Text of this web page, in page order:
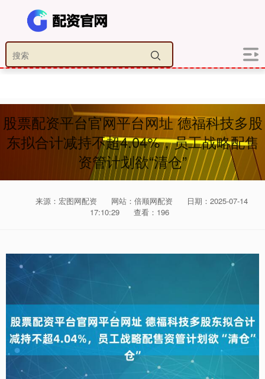
股票配资平台官网平台网址 德福科技多股
东拟合计减持不超4.04%，员工战略配售
资管计划欲“清仓”
来源：宏图网配资 网站：倍顺网配资
日期：2025-07-14
17:10:29
查看：196